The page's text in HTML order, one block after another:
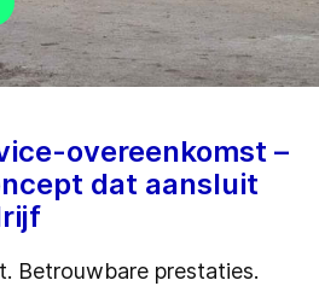
overeenkomst –
dat aansluit
Betrouwbare prestaties.